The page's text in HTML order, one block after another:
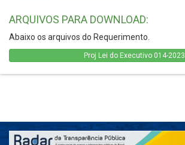
ARQUIVOS PARA DOWNLOAD:
Abaixo os arquivos do Requerimento.
Proj Lei do Executivo 014-2023